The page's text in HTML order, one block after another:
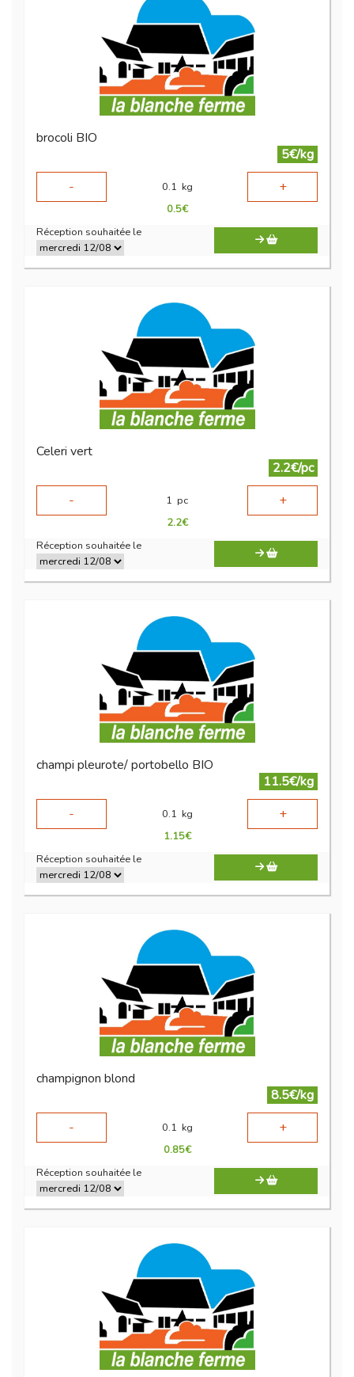
brocoli BIO
5€/kg
-
0.1 kg +
0.5€
Réception souhaitée le
Celeri vert
2.2€/pc
-
1 pc +
2.2€
Réception souhaitée le
champi pleurote/ portobello BIO
11.5€/kg
-
0.1 kg +
1.15€
Réception souhaitée le
champignon blond
8.5€/kg
-
0.1 kg +
0.85€
Réception souhaitée le